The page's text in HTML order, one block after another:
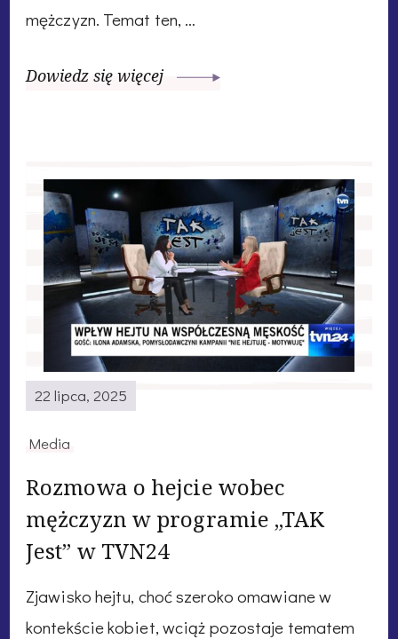
mężczyzn. Temat ten, …
Dowiedz się więcej
22 lipca, 2025
Media
Rozmowa o hejcie wobec
mężczyzn w programie „TAK
Jest” w TVN24
Zjawisko hejtu, choć szeroko omawiane w
kontekście kobiet, wciąż pozostaje tematem